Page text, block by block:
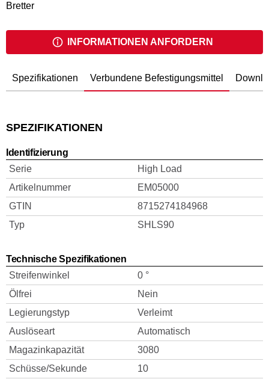
Bretter
INFORMATIONEN ANFORDERN
Spezifikationen Verbundene Befestigungsmittel
SPEZIFIKATIONEN
Identifizierung
Serie
High Load
Artikelnummer
EM05000
GTIN
8715274184968
Typ
SHLS90
Technische Spezifikationen
Streifenwinkel
0 °
Ölfrei
Nein
Legierungstyp
Verleimt
Auslöseart
Automatisch
Magazinkapazität
3080
Schüsse/Sekunde
10